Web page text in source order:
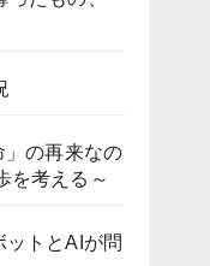
」の再来なの
を考える～
ットとAIが問